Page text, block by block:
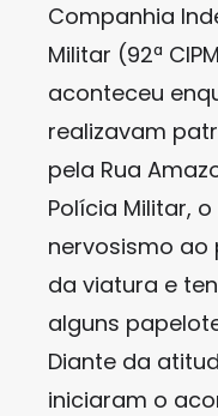
Companhia
Militar (92ª
aconteceu
realizavam
pela Rua
Polícia Militar,
nervosismo
da viatura e
alguns
Diante da
iniciaram o